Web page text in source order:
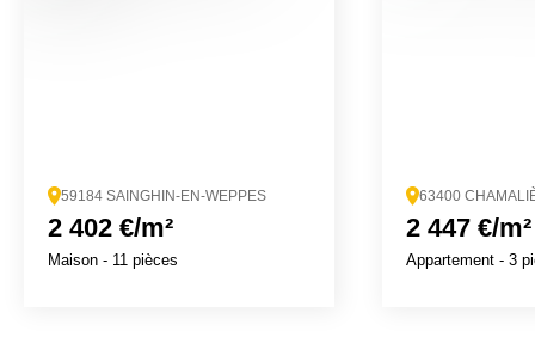
59184 SAINGHIN-EN-WEPPES
2 402 €/m²
Maison - 11 pièces
63400
2 447 €/m²
Appartement - 3